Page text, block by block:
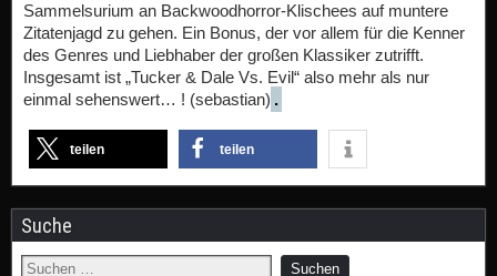
Sammelsurium an Backwoodhorror-Klischees auf muntere
Zitatenjagd zu gehen. Ein Bonus, der vor allem für die Kenner
des Genres und Liebhaber der großen Klassiker zutrifft.
Insgesamt ist „Tucker & Dale Vs. Evil“ also mehr als nur
einmal sehenswert… ! (sebastian) .
teilen teilen
Suche